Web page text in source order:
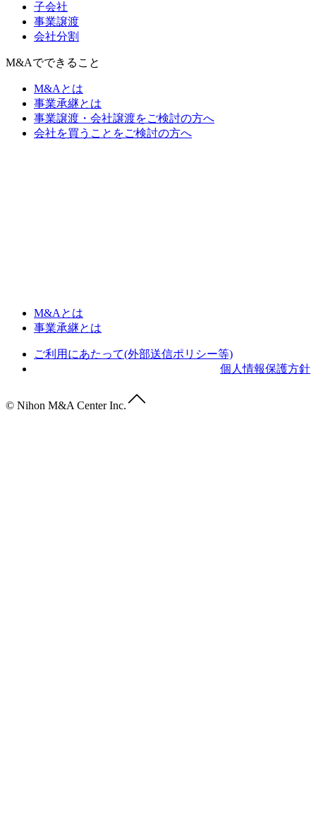
子会社
事業譲渡
会社分割
M&Aでできること
M&Aとは
事業承継とは
事業譲渡・会社譲渡をご検討の方へ
会社を買うことをご検討の方へ
M&Aとは
事業承継とは
ご利用にあたって(外部送信ポリシー等)
個人情報保護方針
© Nihon M&A Center Inc.